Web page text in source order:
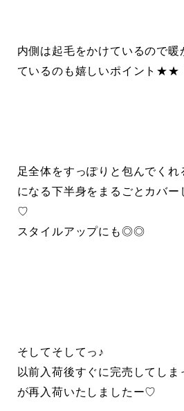
内側は起毛をかけているので暖
ているのも嬉しいポイント★★
足全体をすっぽりと包んでく
になる下半身をまるごとカバ
♡
スタイルアップにも◎◎
そしてそしてっ♪
以前入荷後すぐに完売してしま
が再入荷いたしましたー♡